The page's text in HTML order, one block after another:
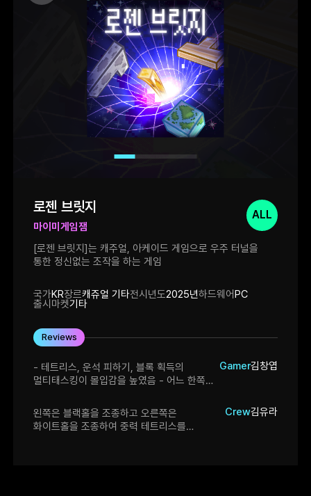
ALL
로젠 브릿지
마이미게임잼
[로젠 브릿지]는 캐주얼, 아케이드 게임으로 우주 터널을
통한 정신없는 조작을 하는 게임
국가KR장르캐쥬얼 기타전시년도2025년하드웨어PC
출시마켓기타
Reviews
- 테트리스, 운석 피하기, 블록 획득의
멀티태스킹이 몰입감을 높였음 - 어느 한쪽에
유지했음 - 테트리스에서 블록이 대량
전송되면 조작 이해가 어려웠음
Gamer김창엽
왼쪽은 블랙홀을 조종하고 오른쪽은
화이트홀을 조종하여 중력 테트리스를
Crew김유라